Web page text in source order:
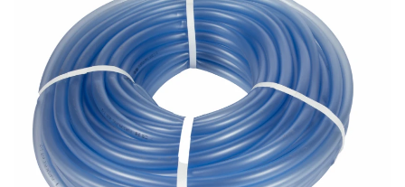
Masini electrice
Motocross
Piese de schimb vehicule electrice
Scutere electrice
Scutere pe benzina
Tricicluri cargo fara permis
Tricicluri persoane